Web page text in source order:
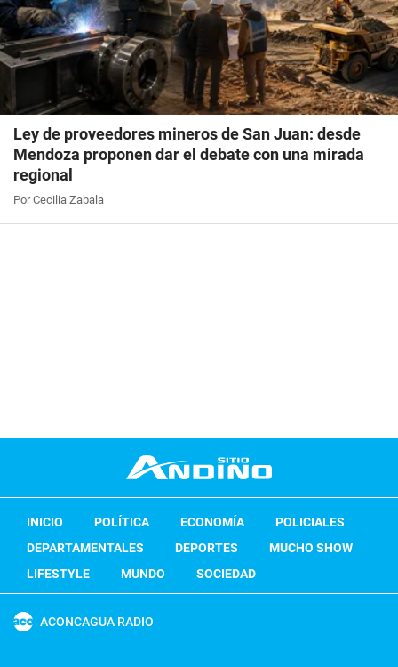
Ley de proveedores mineros de San Juan: desde
Mendoza proponen dar el debate con una mirada
regional
Por Cecilia Zabala
INICIO POLÍTICA ECONOMÍA
POLICIALES
DEPARTAMENTALES
DEPORTES
MUCHO SHOW
LIFESTYLE
MUNDO SOCIEDAD
ACONCAGUA RADIO